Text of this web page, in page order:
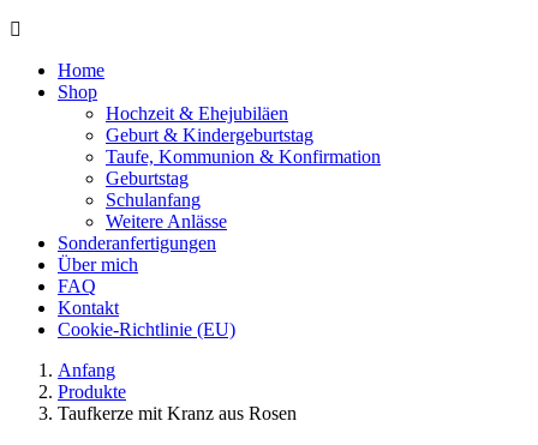
Home
Shop
Hochzeit & Ehejubiläen
Geburt & Kindergeburtstag
Taufe, Kommunion & Konfirmation
Geburtstag
Schulanfang
Weitere Anlässe
Sonderanfertigungen
Über mich
FAQ
Kontakt
Cookie-Richtlinie (EU)
Anfang
Produkte
Taufkerze mit Kranz aus Rosen